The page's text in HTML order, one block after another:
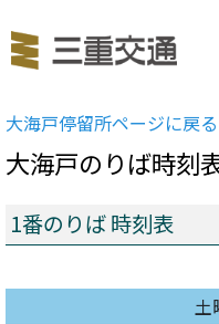
大海戸停留所ページに戻る
大海戸のりば時刻
1番のりば 時刻表
土